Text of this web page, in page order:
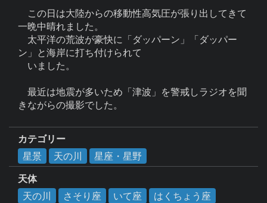
この日は大陸からの移動性高気圧が張り出してきて
一晩中晴れました。
太平洋の荒波が豪快に「ダッパーン」「ダッパー
ン」と海岸に打ち付けられて
いました。
最近は地震が多いため「津波」を警戒しラジオを聞
きながらの撮影でした。
カテゴリー
星景
天の川
星座・星野
天体
天の川
さそり座 いて座
はくちょう座